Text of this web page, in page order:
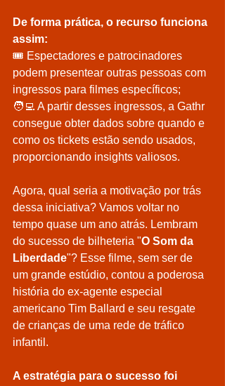
De forma prática, o recurso funciona
assim:
🎟 Espectadores e patrocinadores
podem presentear outras pessoas com
ingressos para filmes específicos;
🧑‍💻 A partir desses ingressos, a Gathr
consegue obter dados sobre quando e
como os tickets estão sendo usados,
proporcionando insights valiosos.
Agora, qual seria a motivação por trás
dessa iniciativa? Vamos voltar no
tempo quase um ano atrás. Lembram
do sucesso de bilheteria "O Som da
Liberdade"? Esse filme, sem ser de
um grande estúdio, contou a poderosa
história do ex-agente especial
americano Tim Ballard e seu resgate
de crianças de uma rede de tráfico
infantil.
A estratégia para o sucesso foi